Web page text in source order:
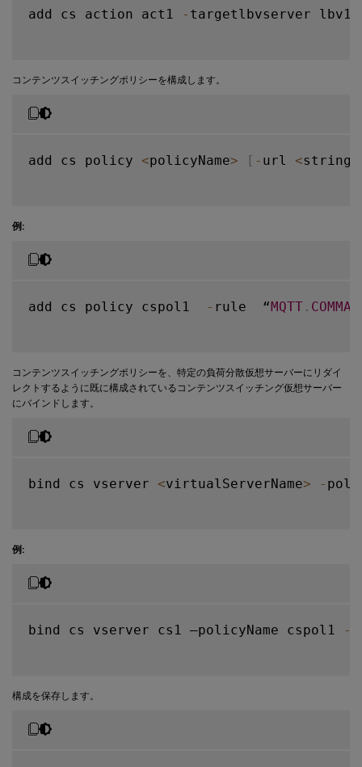
add cs action act1 - targetlbvserver lbv1
コンテンツスイッチングポリシーを構成します。
add cs policy <policyName> [ - url <string
例:
add cs policy cspol1 - rule  “MQTT .
コンテンツスイッチングポリシーを、特定の負荷分散仮想サーバーにリダイ
レクトするように既に構成されているコンテンツスイッチング仮想サーバー
にバインドします。
bind cs vserver <virtualServerName> -
例:
bind cs vserver cs1 –policyName cspol1 -
構成を保存します。